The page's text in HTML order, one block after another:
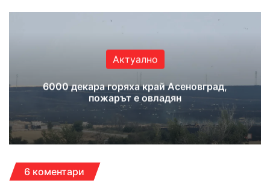
Актуално
6000 декара горяха край Асеновград,
пожарът е овладян
6 коментари